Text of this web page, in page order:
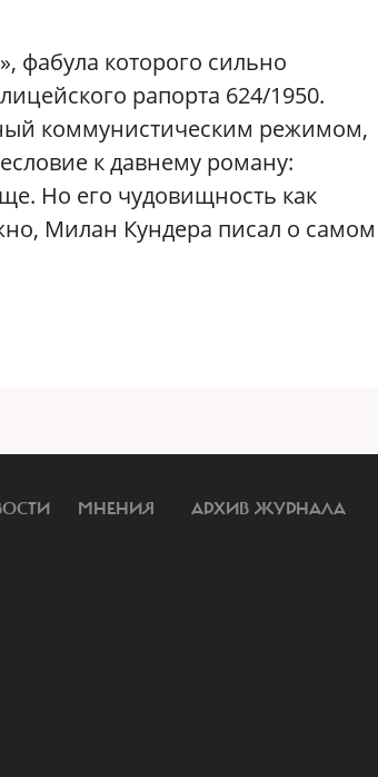
фабула которого сильно
рапорта 624/1950.
коммунистическим режимом,
к давнему роману:
Но его чудовищность как
Милан Кундера писал о самом
МНЕНИЯ АРХИВ ЖУРНАЛА